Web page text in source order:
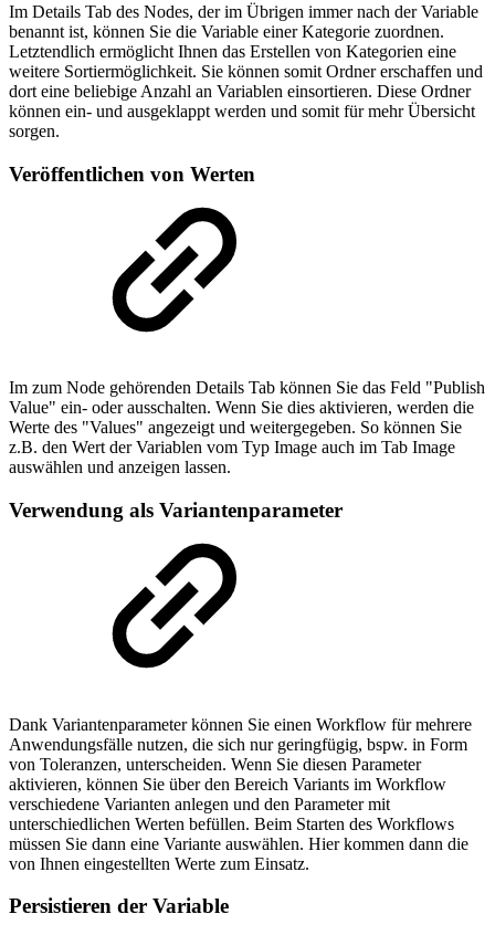
Im Details Tab des Nodes, der im Übrigen immer nach der Variable
benannt ist, können Sie die Variable einer Kategorie zuordnen.
Letztendlich ermöglicht Ihnen das Erstellen von Kategorien eine
weitere Sortiermöglichkeit. Sie können somit Ordner erschaffen und
dort eine beliebige Anzahl an Variablen einsortieren. Diese Ordner
können ein- und ausgeklappt werden und somit für mehr Übersicht
sorgen.
Veröffentlichen von Werten
Im zum Node gehörenden Details Tab können Sie das Feld "Publish
Value" ein- oder ausschalten. Wenn Sie dies aktivieren, werden die
Werte des "Values" angezeigt und weitergegeben. So können Sie
z.B. den Wert der Variablen vom Typ Image auch im Tab Image
auswählen und anzeigen lassen.
Verwendung als Variantenparameter
Dank Variantenparameter können Sie einen Workflow für mehrere
Anwendungsfälle nutzen, die sich nur geringfügig, bspw. in Form
von Toleranzen, unterscheiden. Wenn Sie diesen Parameter
aktivieren, können Sie über den Bereich Variants im Workflow
verschiedene Varianten anlegen und den Parameter mit
unterschiedlichen Werten befüllen. Beim Starten des Workflows
müssen Sie dann eine Variante auswählen. Hier kommen dann die
von Ihnen eingestellten Werte zum Einsatz.
Persistieren der Variable